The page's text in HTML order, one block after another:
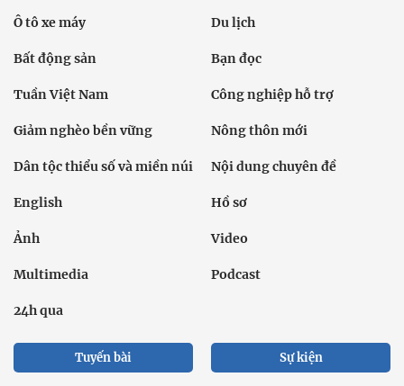
Ô tô xe máy Du lịch
Bất động sản Bạn đọc
Tuần Việt Nam Công nghiệp hỗ trợ
Giảm nghèo bền vững Nông thôn mới
Dân tộc thiểu số và miền núi Nội dung chuyên đề
English Hồ sơ
Ảnh Video
Multimedia Podcast
24h qua
Tuyến bài Sự kiện